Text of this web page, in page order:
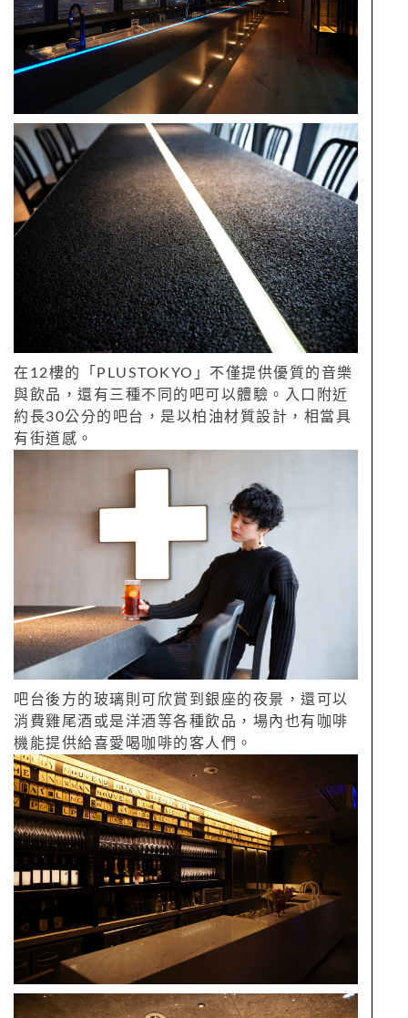
在12樓的「PLUSTOKYO」不僅提供優質的音樂
與飲品，還有三種不同的吧可以體驗。入口附近
約長30公分的吧台，是以柏油材質設計，相當具
有街道感。
吧台後方的玻璃則可欣賞到銀座的夜景，還可以
消費雞尾酒或是洋酒等各種飲品，場內也有咖啡
機能提供給喜愛喝咖啡的客人們。